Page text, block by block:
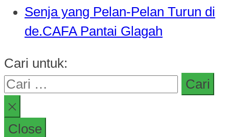
Senja yang Pelan-Pelan Turun di
de.CAFA Pantai Glagah
Cari untuk:
Close